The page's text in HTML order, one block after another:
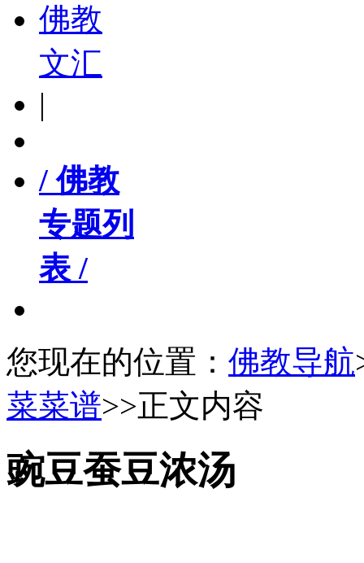
佛教
文汇
|
/ 佛教
专题列
表 /
您现在的位置： 佛教导航
菜菜谱>>正文内容
豌豆蚕豆浓汤